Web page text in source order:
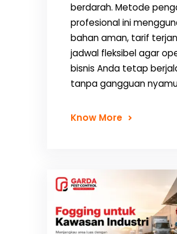
berdarah. Metode
profesional ini
bahan aman, tarif
jadwal fleksibel agar
bisnis Anda tetap
tanpa gangguan
Know More